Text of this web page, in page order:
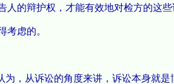
人的辩护权，才能有效地对检方的这
考虑的。
从诉讼的角度来讲，诉讼本身就是